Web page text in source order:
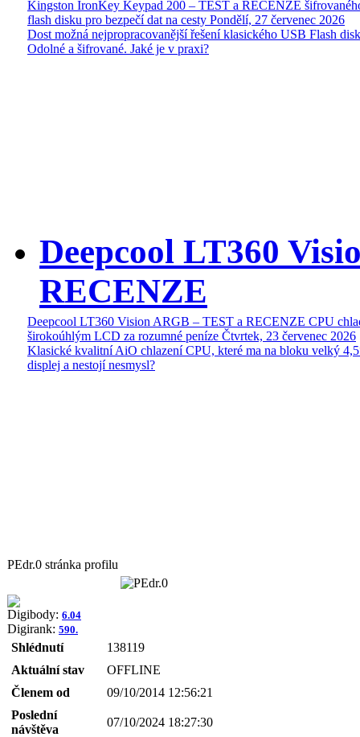
Kingston IronKey Keypad 200 – TEST a RECENZE
flash disku pro bezpečí dat na cesty Pondělí, 27 červenec 2026
Dost možná nejpropracovanější řešení klasického USB Flash
Odolné a šifrované. Jaké je v praxi?
Deepcool LT360
RECENZE
Deepcool LT360 Vision ARGB – TEST a RECENZE CPU
širokoúhlým LCD za rozumné peníze Čtvrtek, 23 červenec 2026
Klasické kvalitní AiO chlazení CPU, které ma na bloku velký
displej a nestojí nesmysl?
PEdr.0 stránka profilu
Digibody: 6.04
Digirank: 590.
Shlédnutí
138119
Aktuální stav
OFFLINE
Členem od
09/10/2014 12:56:21
Poslední
návštěva
07/10/2024 18:27:30